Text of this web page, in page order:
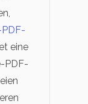
eine
PDF-